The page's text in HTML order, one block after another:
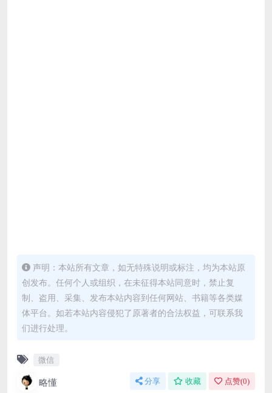
声明：本站所有文章，如无特殊说明或标注，均为本站原
创发布。任何个人或组织，在未征得本站同意时，禁止复
制、盗用、采集、发布本站内容到任何网站、书籍等各类媒
体平台。如若本站内容侵犯了原著者的合法权益，可联系我
们进行处理。
微信
略懂 分享 收藏 点赞(0)